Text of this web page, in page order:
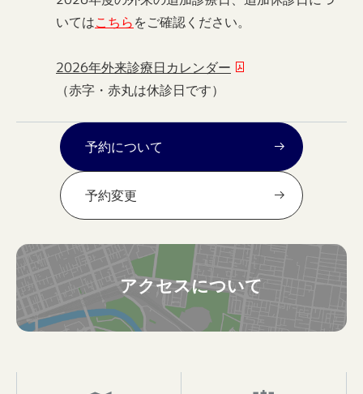
いてはこちらをご確認ください。
2026年外来診療日カレンダー
（赤字・赤丸は休診日です）
予約について
予約変更
アクセスについて